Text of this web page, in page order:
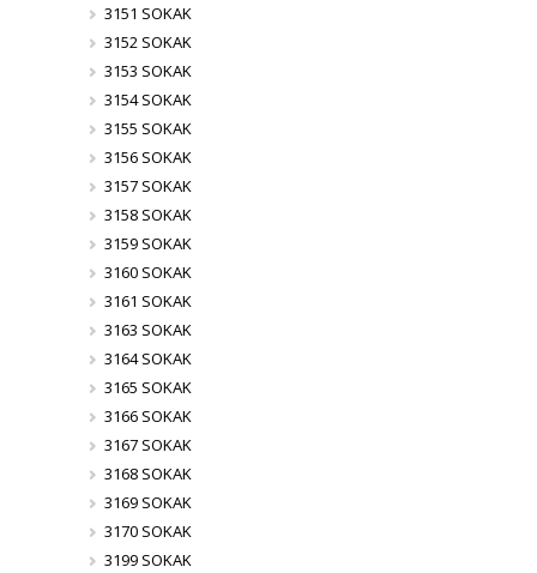
3151 SOKAK
3152 SOKAK
3153 SOKAK
3154 SOKAK
3155 SOKAK
3156 SOKAK
3157 SOKAK
3158 SOKAK
3159 SOKAK
3160 SOKAK
3161 SOKAK
3163 SOKAK
3164 SOKAK
3165 SOKAK
3166 SOKAK
3167 SOKAK
3168 SOKAK
3169 SOKAK
3170 SOKAK
3199 SOKAK